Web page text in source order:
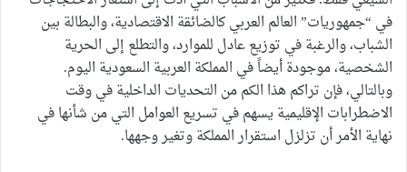
في “جمهوريات” العالم العربي كالضائقة الاقتصادية، والبطالة بين
الشباب، والرغبة في توزيع عادل للموارد، والتطلع إلى الحرية
الشخصية، موجودة أيضاً في المملكة العربية السعودية اليوم.
وبالتالي، فإن تراكم هذا الكم من التحديات الداخلية في وقت
الاضطرابات الإقليمية يسهم في تسريع العوامل التي من شأنها في
نهاية الأمر أن تزلزل استقرار المملكة وتغير وجهها.